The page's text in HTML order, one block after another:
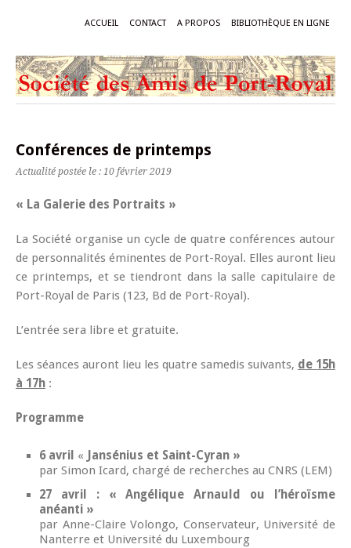
ACCUEIL CONTACT A PROPOS BIBLIOTHÈQUE EN LIGNE
Conférences de printemps
Actualité postée le : 10 février 2019
« La Galerie des Portraits »
La Société organise un cycle de quatre conférences autour
de personnalités éminentes de Port-Royal. Elles auront lieu
ce printemps, et se tiendront dans la salle capitulaire de
Port-Royal de Paris (123, Bd de Port-Royal).
L’entrée sera libre et gratuite.
Les séances auront lieu les quatre samedis suivants, de 15h
à 17h :
Programme
6 avril «
Jansénius et Saint-Cyran »
par Simon Icard, chargé de recherches au CNRS (LEM)
27 avril : « Angélique Arnauld ou l’héroïsme
anéanti »
par Anne-Claire Volongo, Conservateur, Université de
Nanterre et Université du Luxembourg